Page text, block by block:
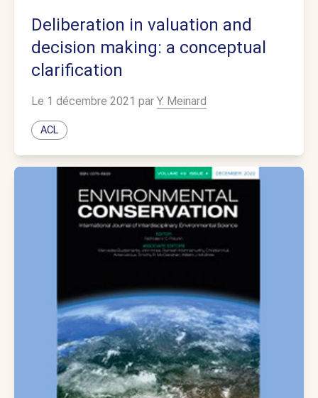
Deliberation in valuation and
decision making: a conceptual
clarification
Le 1 décembre 2021 par Y. Meinard
ACL